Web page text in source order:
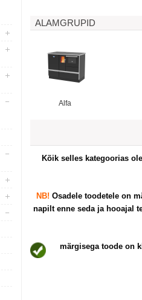
ALAMGRUPID
Alfa
Kõik selles kategoorias
NB! Osadele toodetele on
napilt enne seda ja hooajal
märgisega toode on